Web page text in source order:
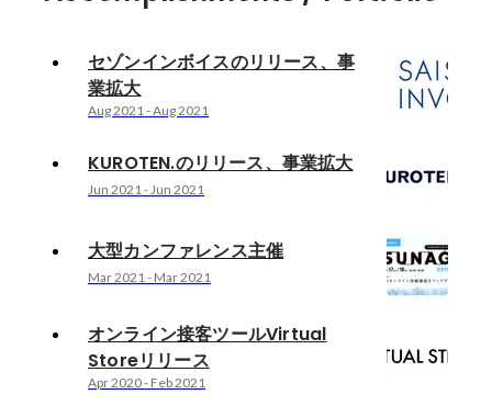
セゾンインボイスのリリース、事
業拡大
Aug 2021-Aug 2021
KUROTEN.のリリース、事業拡大
Jun 2021-Jun 2021
大型カンファレンス主催
Mar 2021- Mar 2021
オンライン接客ツールVirtual
Storeリリース
Apr 2020- Feb 2021